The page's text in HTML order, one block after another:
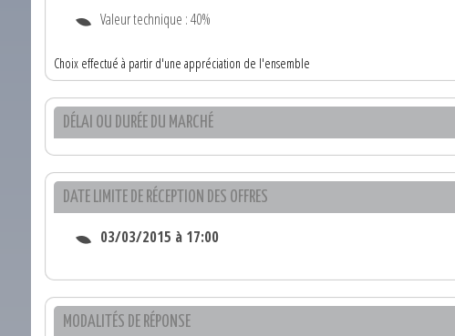
Valeur technique : 40%
Choix effectué à partir d'une appréciation de l'ensemble
DÉLAI OU DURÉE DU MARCHÉ
DATE LIMITE DE RÉCEPTION DES OFFRES
03/03/2015 à 17:00
MODALITÉS DE RÉPONSE